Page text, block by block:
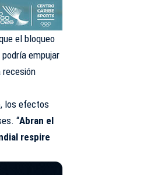
el bloqueo
empujar
recesión
los efectos
“Abran el
respire